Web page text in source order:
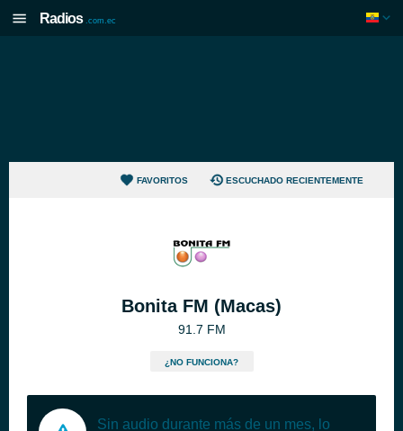
Radios .com.ec
FAVORITOS ESCUCHADO RECIENTEMENTE
Bonita FM (Macas)
91.7 FM
¿NO FUNCIONA?
Sin audio durante más de un mes, lo